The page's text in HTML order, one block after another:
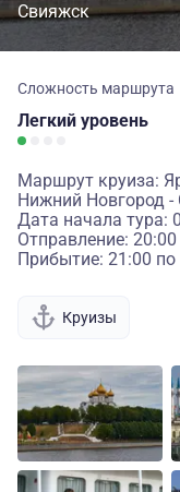
Свияжск
Сложность маршрута
Легкий уровень
Маршрут круиза:
Нижний Новгород -
Дата начала тура:
Отправление:
Прибытие: 21:00
Круизы